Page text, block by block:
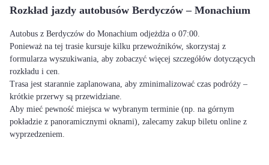
Rozkład jazdy autobusów Berdyczów – Monachium
Autobus z Berdyczów do Monachium odjeżdża o 07:00.
Ponieważ na tej trasie kursuje kilku przewoźników, skorzystaj z
formularza wyszukiwania, aby zobaczyć więcej szczegółów dotyczących
rozkładu i cen.
Trasa jest starannie zaplanowana, aby zminimalizować czas podróży –
krótkie przerwy są przewidziane.
Aby mieć pewność miejsca w wybranym terminie (np. na górnym
pokładzie z panoramicznymi oknami), zalecamy zakup biletu online z
wyprzedzeniem.